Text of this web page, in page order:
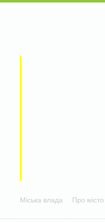
Міська влада Про місто